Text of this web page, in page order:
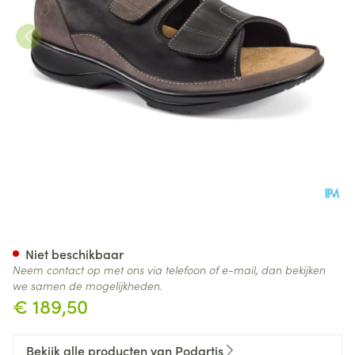
€ 189,50
Niet beschikbaar
Neem contact op met ons via telefoon of e-mail, dan bekijken
we samen de mogelijkheden.
Bekijk alle producten van Podartis